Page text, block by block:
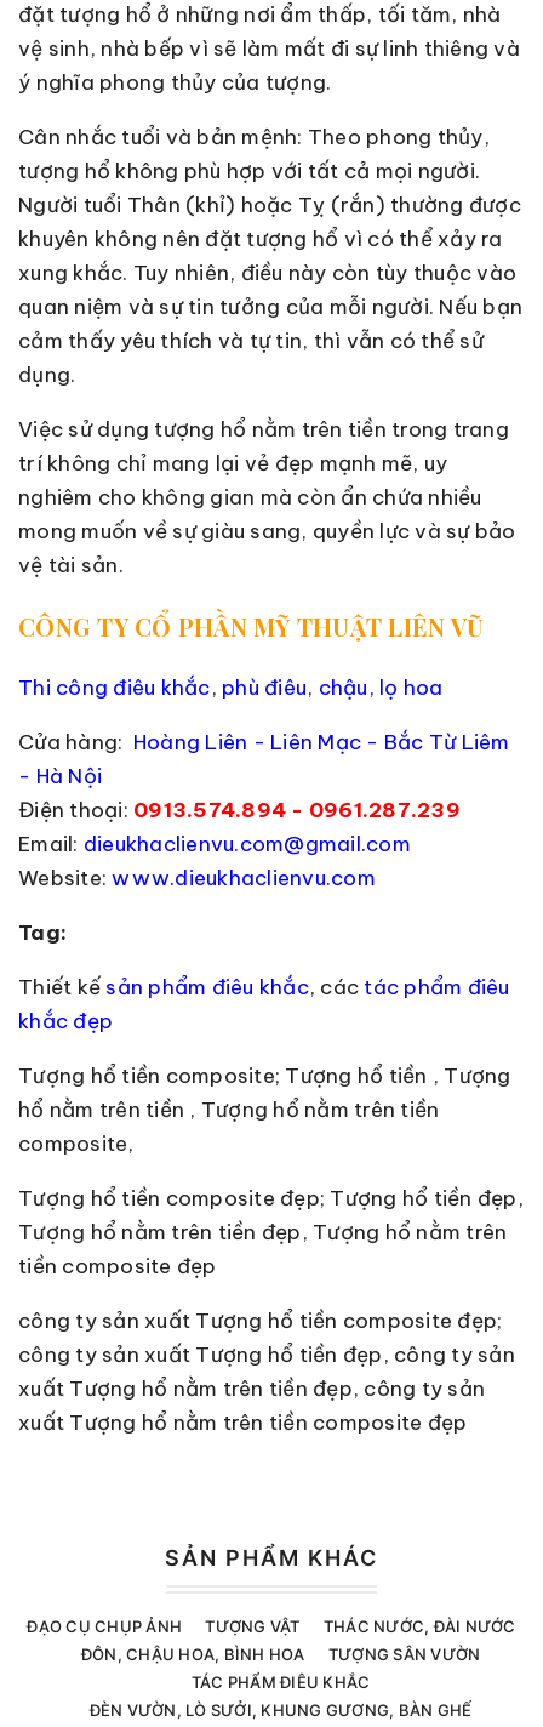
đặt tượng hổ ở những nơi ẩm thấp, tối tăm, nhà
vệ sinh, nhà bếp vì sẽ làm mất đi sự linh thiêng và
ý nghĩa phong thủy của tượng.
Cân nhắc tuổi và bản mệnh: Theo phong thủy,
tượng hổ không phù hợp với tất cả mọi người.
Người tuổi Thân (khỉ) hoặc Tỵ (rắn) thường được
khuyên không nên đặt tượng hổ vì có thể xảy ra
xung khắc. Tuy nhiên, điều này còn tùy thuộc vào
quan niệm và sự tin tưởng của mỗi người. Nếu bạn
cảm thấy yêu thích và tự tin, thì vẫn có thể sử
dụng.
Việc sử dụng tượng hổ nằm trên tiền trong trang
trí không chỉ mang lại vẻ đẹp mạnh mẽ, uy
nghiêm cho không gian mà còn ẩn chứa nhiều
mong muốn về sự giàu sang, quyền lực và sự bảo
vệ tài sản.
CÔNG TY CỔ PHẦN MỸ THUẬT LIÊN VŨ
Thi công điêu khắc, phù điêu, chậu, lọ hoa
Cửa hàng: Hoàng Liên - Liên Mạc - Bắc Từ Liêm
- Hà Nội
Điện thoại: 0913.574.894 - 0961.287.239
Email: dieukhaclienvu.com@gmail.com
Website:www.dieukhaclienvu.com
Tag:
Thiết kế sản phẩm điêu khắc, các tác phẩm điêu
khắc đẹp
Tượng hổ tiền composite; Tượng hổ tiền , Tượng
hổ nằm trên tiền , Tượng hổ nằm trên tiền
composite,
Tượng hổ tiền composite đẹp; Tượng hổ tiền đẹp,
Tượng hổ nằm trên tiền đẹp, Tượng hổ nằm trên
tiền composite đẹp
công ty sản xuất Tượng hổ tiền composite đẹp;
công ty sản xuất Tượng hổ tiền đẹp, công ty sản
xuất Tượng hổ nằm trên tiền đẹp, công ty sản
xuất Tượng hổ nằm trên tiền composite đẹp
SẢN PHẨM KHÁC
ĐẠO CỤ CHỤP ẢNH TƯỢNG VẬT
THÁC NƯỚC, ĐÀI NƯỚC
ĐÔN, CHẬU HOA, BÌNH HOA
TƯỢNG SÂN VƯỜN
TÁC PHẨM ĐIÊU KHẮC
ĐÈN VƯỜN, LÒ SƯỞI, KHUNG GƯƠNG, BÀN GHẾ